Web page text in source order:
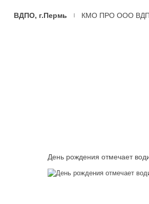
ВДПО, г.Пермь КМО ПРО ООО
День рождения отмечает